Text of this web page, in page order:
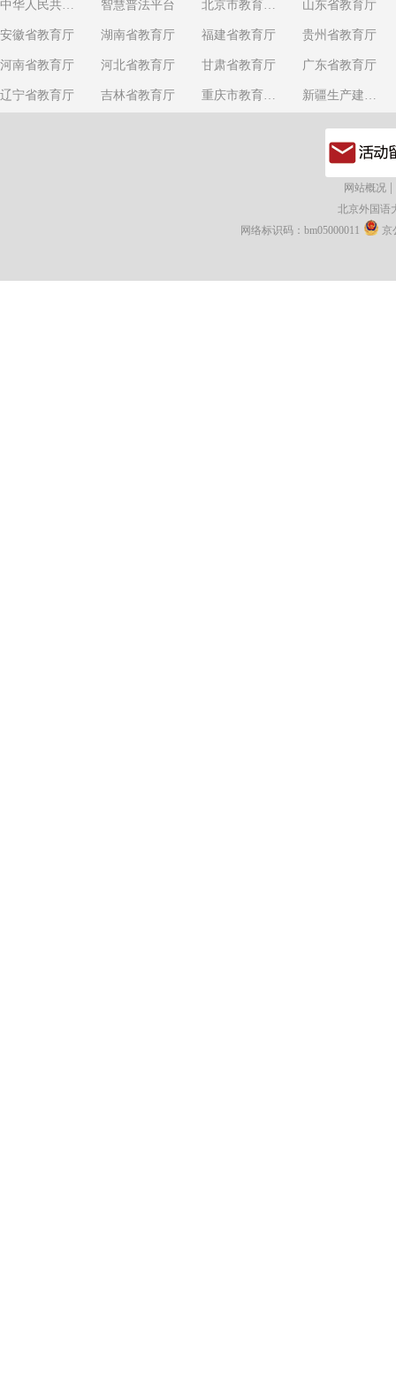
中华人民共和国教育部 智慧普法平台 北京市教育委员会 山东省教育厅
安徽省教育厅 湖南省教育厅 福建省教育厅 贵州省教育厅
河南省教育厅 河北省教育厅 甘肃省教育厅 广东省教育厅
辽宁省教育厅 吉林省教育厅 重庆市教育委员会 新疆生产建设兵团教育局
网站概况
北京外国语
网络标识码：bm05000011
京